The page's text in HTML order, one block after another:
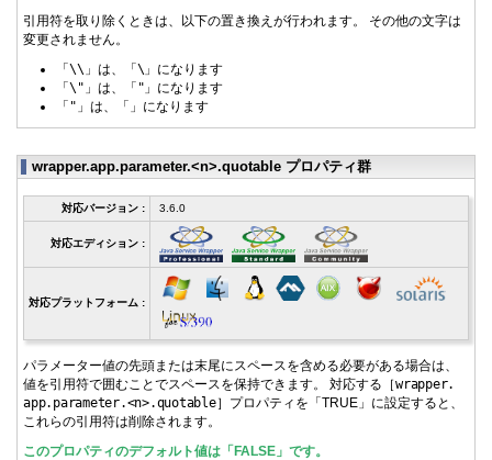
引用符を取り除くときは、以下の置き換えが行われます。 その他の文字は
変更されません。
「 \\ 」は、「 \ 」になります
「 \" 」は、「 " 」になります
「 " 」は、「 」になります
wrapper.app.parameter.<n>.quotable プロパティ群
対応バージョン : 3.6.0
対応エディション :
対応プラットフォーム :
パラメーター値の先頭または末尾にスペースを含める必要がある場合は、
値を引用符で囲むことでスペースを保持できます。 対応する［wrapper.
app. parameter.<n>.quotable］プロパティを「TRUE」に設定すると、
これらの引用符は削除されます。
このプロパティのデフォルト値は「FALSE」です。